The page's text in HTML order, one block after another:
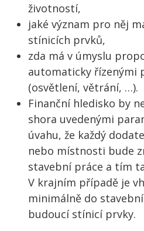
životností,
jaké význam pro něj
stínicích prvků,
zda má v úmyslu
automaticky řízenými
(osvětlení, větrání, …).
Finanční hledisko by
shora uvedenými
úvahu, že každý
nebo místnosti bude
stavební práce a tím
V krajním případě je
minimálně do
budoucí stínicí prvky.